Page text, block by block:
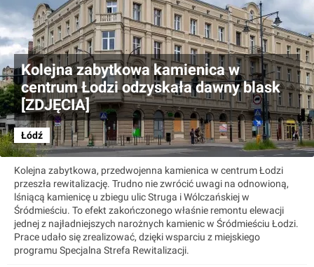
Kolejna zabytkowa kamienica w
centrum Łodzi odzyskała dawny blask
[ZDJĘCIA]
Łódź
Kolejna zabytkowa, przedwojenna kamienica w centrum Łodzi
przeszła rewitalizację. Trudno nie zwrócić uwagi na odnowioną,
lśniącą kamienicę u zbiegu ulic Struga i Wólczańskiej w
Śródmieściu. To efekt zakończonego właśnie remontu elewacji
jednej z najładniejszych narożnych kamienic w Śródmieściu Łodzi.
Prace udało się zrealizować, dzięki wsparciu z miejskiego
programu Specjalna Strefa Rewitalizacji.